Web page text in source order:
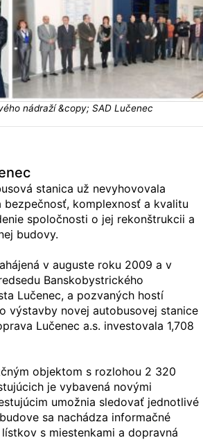
nádraží &copy; SAD Lučenec
stanica už nevyhovovala
bezpečnosť, komplexnosť a kvalitu
spoločnosti o jej rekonštrukcii a
budovy.
v auguste roku 2009 a v
Banskobystrického
Lučenec, a pozvaných hostí
výstavby novej autobusovej stanice
Lučenec a.s. investovala 1,708
objektom s rozlohou 2 320
je vybavená novými
umožnia sledovať jednotlivé
sa nachádza informačné
s miestenkami a dopravná